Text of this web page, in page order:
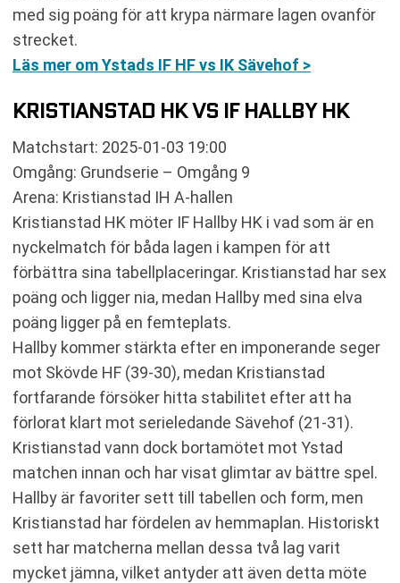
med sig poäng för att krypa närmare lagen ovanför
strecket.
Läs mer om Ystads IF HF vs IK Sävehof >
KRISTIANSTAD HK VS IF HALLBY HK
Matchstart: 2025-01-03 19:00
Omgång: Grundserie – Omgång 9
Arena: Kristianstad IH A-hallen
Kristianstad HK möter IF Hallby HK i vad som är en
nyckelmatch för båda lagen i kampen för att
förbättra sina tabellplaceringar. Kristianstad har sex
poäng och ligger nia, medan Hallby med sina elva
poäng ligger på en femteplats.
Hallby kommer stärkta efter en imponerande seger
mot Skövde HF (39-30), medan Kristianstad
fortfarande försöker hitta stabilitet efter att ha
förlorat klart mot serieledande Sävehof (21-31).
Kristianstad vann dock bortamötet mot Ystad
matchen innan och har visat glimtar av bättre spel.
Hallby är favoriter sett till tabellen och form, men
Kristianstad har fördelen av hemmaplan. Historiskt
sett har matcherna mellan dessa två lag varit
mycket jämna, vilket antyder att även detta möte